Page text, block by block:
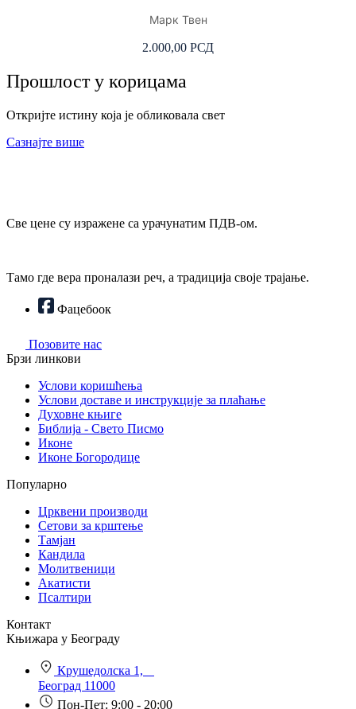
Марк Твен
2.000,00 РСД
Прошлост у корицама
Откријте истину која је обликовала свет
Сазнајте више
Све цене су изражене са урачунатим ПДВ-ом.
Тамо где вера проналази реч, а традиција своје трајање.
Фацебоок
Позовите нас
Брзи линкови
Услови коришћења
Услови доставе и инструкције за плаћање
Духовне књиге
Библија - Свето Писмо
Иконе
Иконе Богородице
Популарно
Црквени производи
Сетови за крштење
Тамјан
Кандила
Молитвеници
Акатисти
Псалтири
Контакт
Књижара у Београду
Крушедолска 1,
Београд 11000
Пон-Пет: 9:00 - 20:00